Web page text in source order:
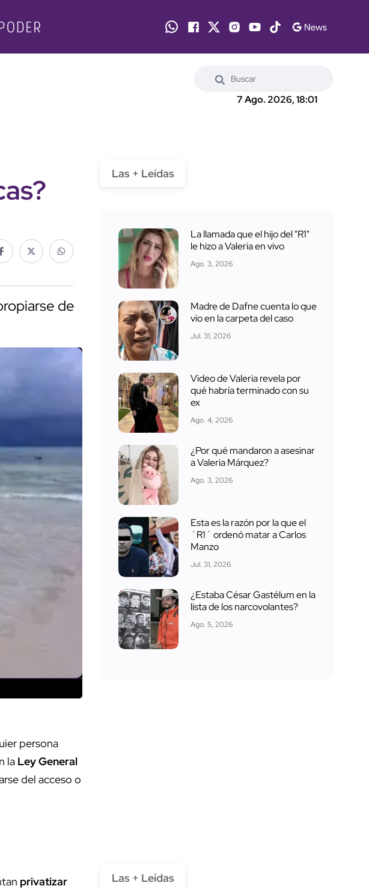
7 Ago. 2026, 18:01
de
persona
la Ley General
del acceso o
privatizar
Las + Leídas
La llamada que el hijo del "R1"
le hizo a Valeria en vivo
Ago. 3, 2026
Madre de Dafne cuenta lo que
vio en la carpeta del caso
Jul. 31, 2026
Video de Valeria revela por
qué habría terminado con su
ex
Ago. 4, 2026
¿Por qué mandaron a asesinar
a Valeria Márquez?
Ago. 3, 2026
Esta es la razón por la que el
´R1´ ordenó matar a Carlos
Manzo
Jul. 31, 2026
¿Estaba César Gastélum en la
lista de los narcovolantes?
Ago. 5, 2026
Las + Leídas